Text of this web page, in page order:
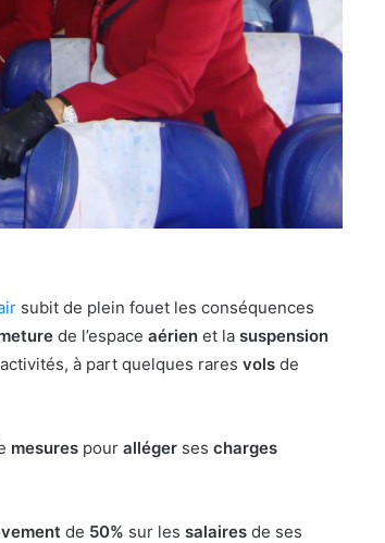
subit de plein fouet les conséquences
de l’espace aérien et la suspension
à part quelques rares vols de
mesures pour alléger ses charges
de 50% sur les salaires de ses